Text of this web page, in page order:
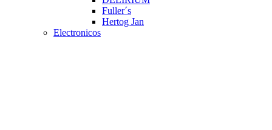
Fuller´s
Hertog Jan
Electronicos